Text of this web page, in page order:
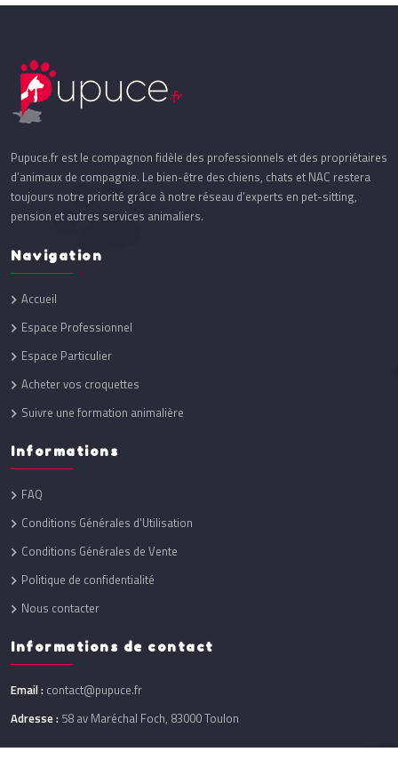
Pupuce.fr est le compagnon fidèle des professionnels et des propriétaires
d’animaux de compagnie. Le bien-être des chiens, chats et NAC restera
toujours notre priorité grâce à notre réseau d’experts en pet-sitting,
pension et autres services animaliers.
Navigation
Accueil
Espace Professionnel
Espace Particulier
Acheter vos croquettes
Suivre une formation animalière
Informations
FAQ
Conditions Générales d'Utilisation
Conditions Générales de Vente
Politique de confidentialité
Nous contacter
Informations de contact
Email : contact@pupuce.fr
Adresse : 58 av Maréchal Foch, 83000 Toulon